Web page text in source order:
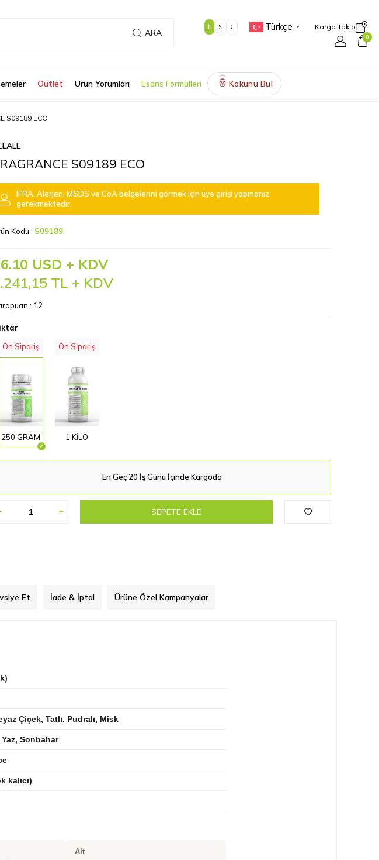
ARA
₺ $ € Türkçe ▼ Kargo Takip
0
Outlet Ürün Yorumları Esans Formülleri 🌸 Kokunu Bul
S09189 ECO
S09189 ECO
IFRA, Alerjen, MSDS ve CoA belgelerini görmek için üye girişi yapmanız
gerekmektedir.
Kodu : S09189
USD + KDV
TL + KDV
: 12
Ön Sipariş
250 GRAM
Ön Sipariş
1 KİLO
En Geç 20 İş Günü İçinde Kargoda
SEPETE EKLE
Et İade & İptal Ürüne Özel Kampanyalar
Çiçek, Tatlı, Pudralı, Misk
Sonbahar
kalıcı)
Alt